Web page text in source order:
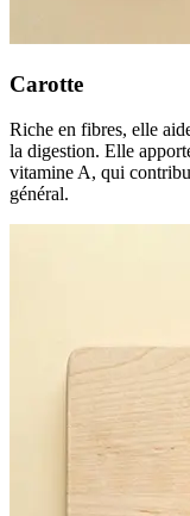
Carotte
Riche en fibres, elle
la digestion. Elle
vitamine A, qui
général.